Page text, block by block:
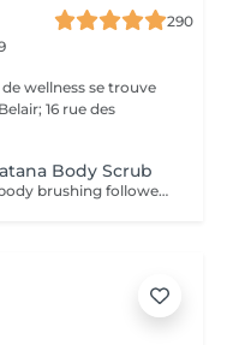
290
wellness se trouve
16 rue des
Body Scrub
A detox and lymphatic draining, dry body brushing followed by an Ayurveda- Urdvatana Body scrub. This is concluded by a luke-warm shower followed by a full body application of a organic, detox body oil to continue the elimination of toxins from your body.